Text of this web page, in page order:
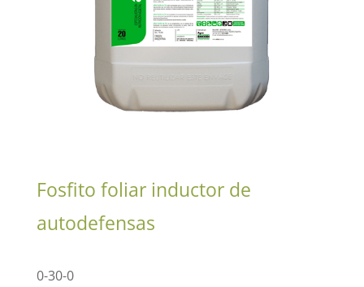
Fosfito foliar inductor de
autodefensas
0-30-0